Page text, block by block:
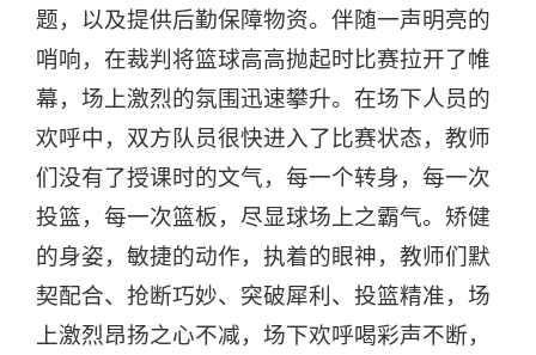
题，以及提供后勤保障物资。伴随一声明亮的
哨响，在裁判将篮球高高抛起时比赛拉开了帷
幕，场上激烈的氛围迅速攀升。在场下人员的
欢呼中，双方队员很快进入了比赛状态，教师
们没有了授课时的文气，每一个转身，每一次
投篮，每一次篮板，尽显球场上之霸气。矫健
的身姿，敏捷的动作，执着的眼神，教师们默
契配合、抢断巧妙、突破犀利、投篮精准，场
上激烈昂扬之心不减，场下欢呼喝彩声不断，